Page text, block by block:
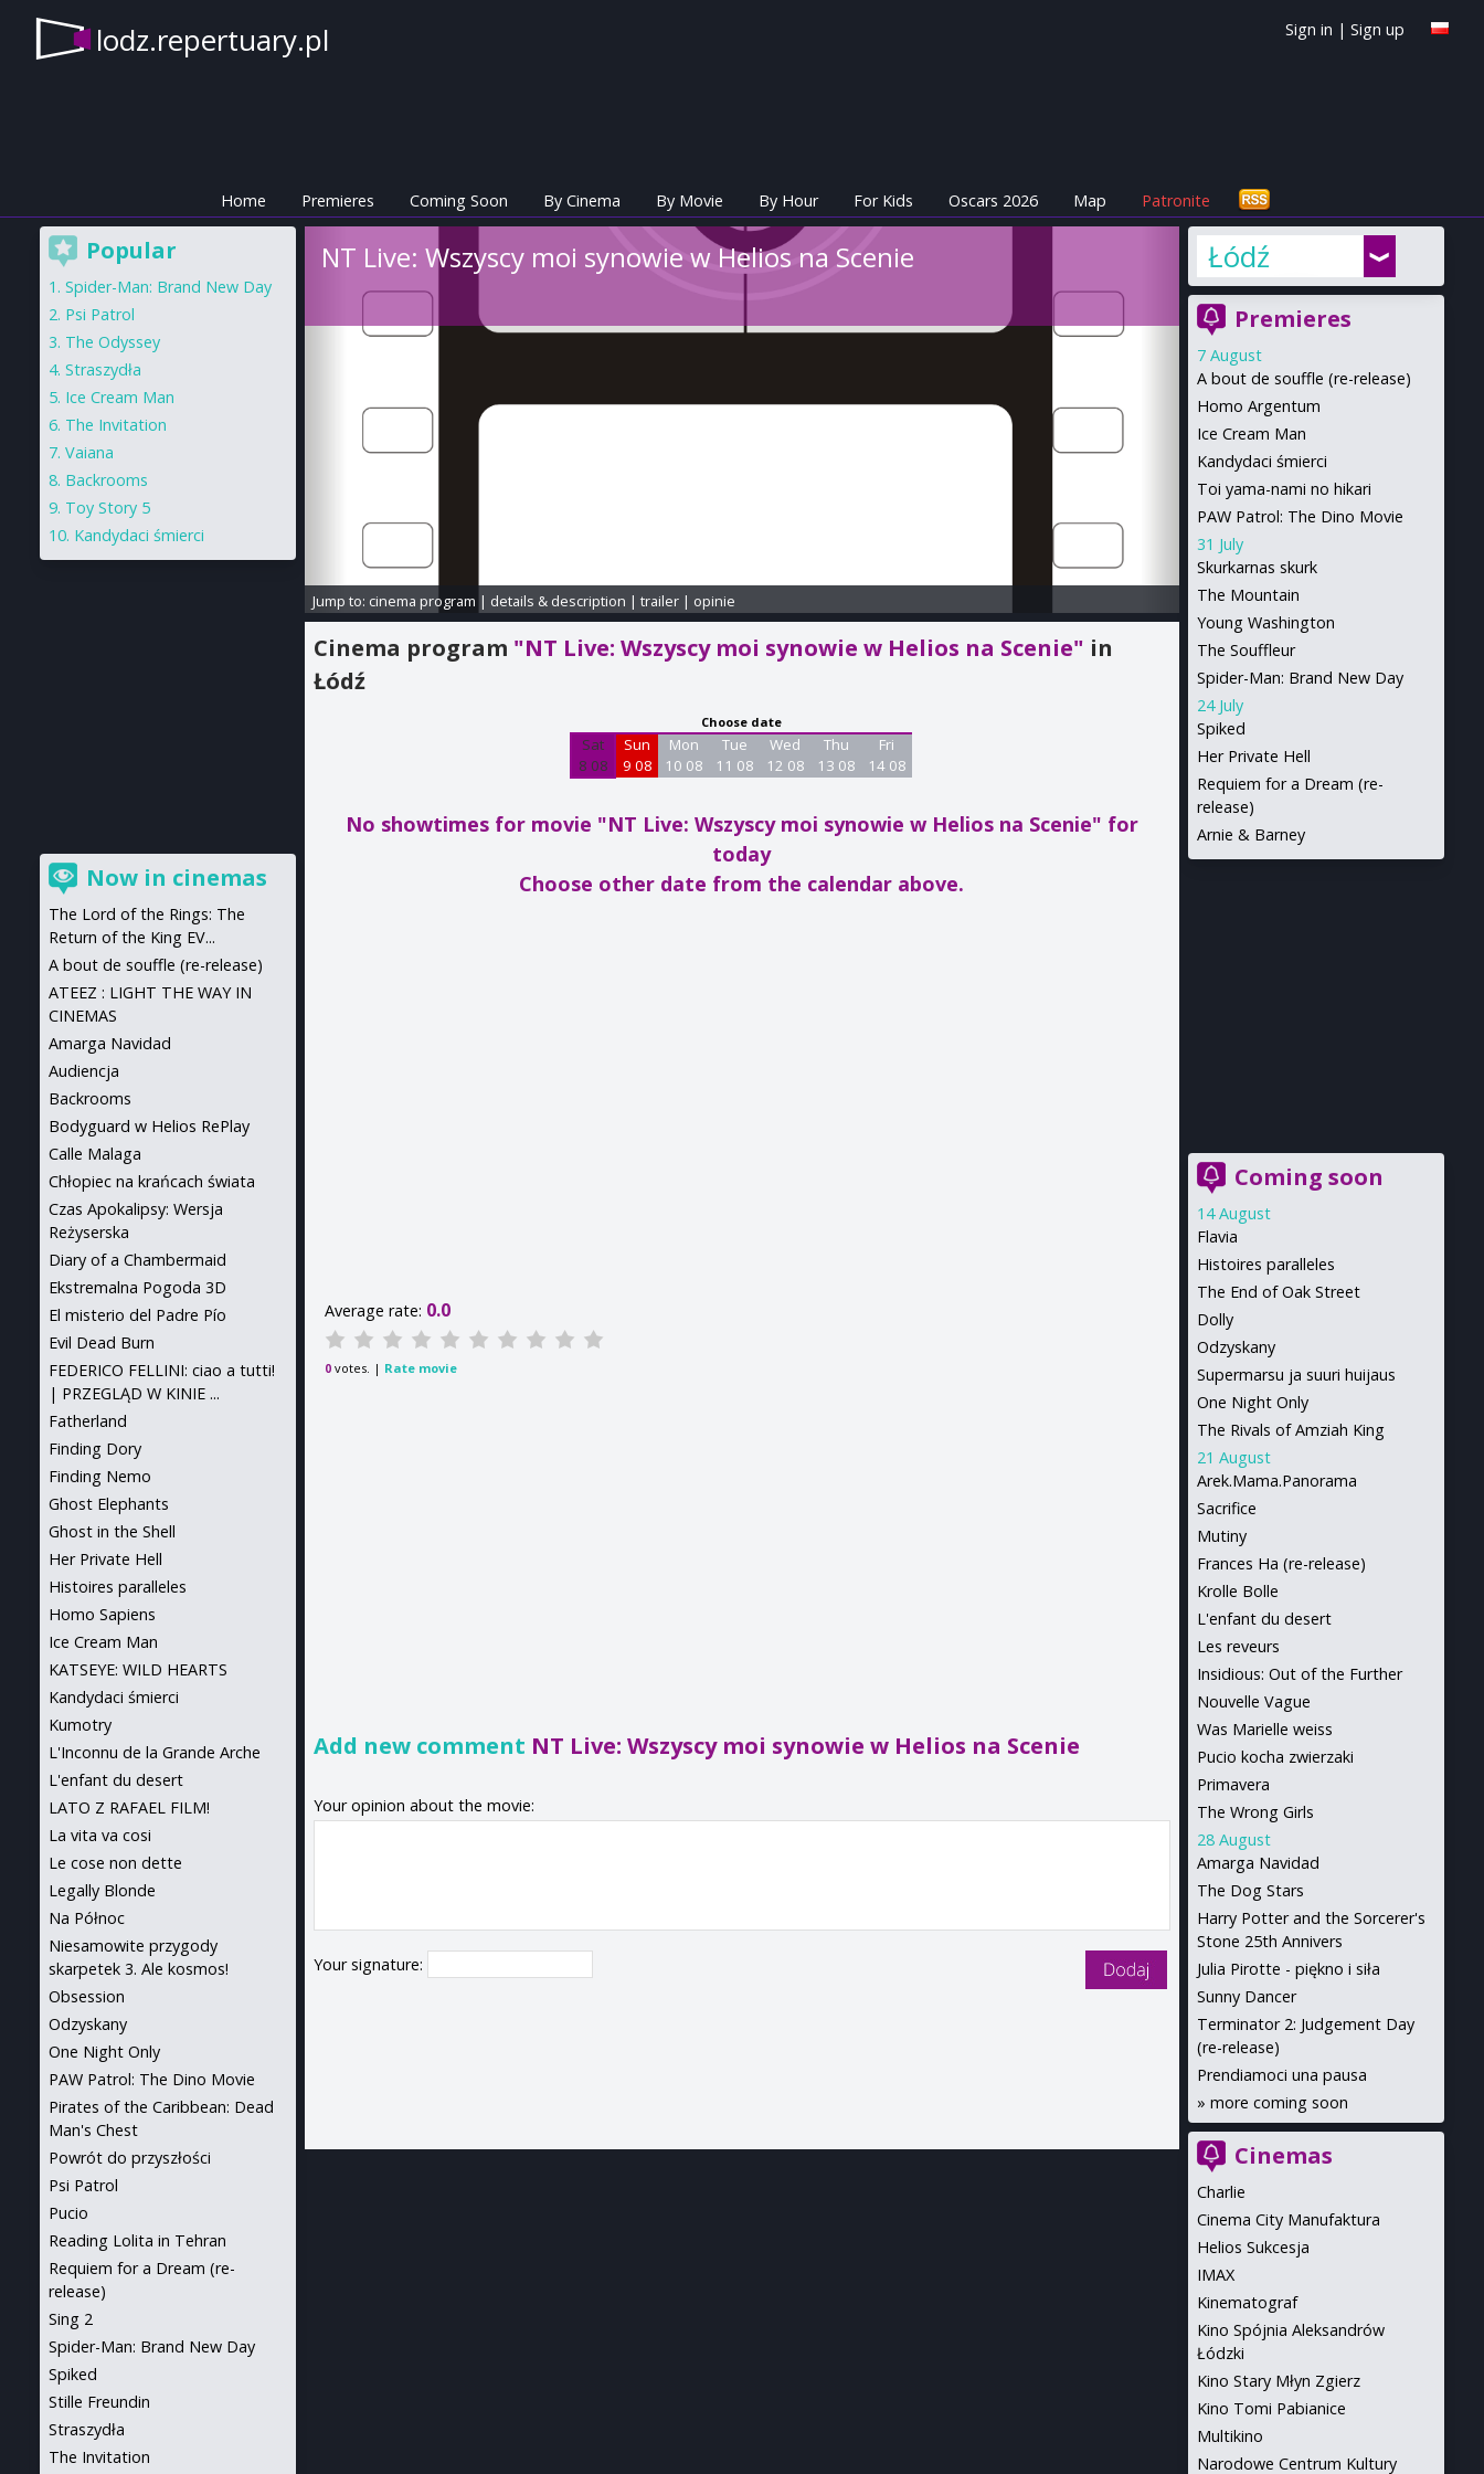
lodz.repertuary.pl Sign in | Sign up
Home Premieres Coming Soon By Cinema By Movie By Hour For Kids Oscars 2026 Map Patronite
NT Live: Wszyscy moi synowie w Helios na Scenie
Jump to: cinema program | details & description | trailer| opinie
Cinema program "NT Live: Wszyscy moi synowie w Helios na Scenie" in
Łódź
Choose date
Sat
8 08
Sun
9 08
Mon
10 08
Tue
11 08
Wed
12 08
Thu
13 08
Fri
14 08
No showtimes for movie "NT Live: Wszyscy moi synowie w Helios na Scenie" for
today
Choose other date from the calendar above.
Average rate: 0.0
0votes. | Rate movie
Add new comment NT Live: Wszyscy moi synowie w Helios na Scenie
Your opinion about the movie:
Your signature:
Łódź
Premieres
7 August
A bout de souffle (re-release)
Homo Argentum
Ice Cream Man
Kandydaci śmierci
Toi yama-nami no hikari
PAW Patrol: The Dino Movie
31 July
Skurkarnas skurk
The Mountain
Young Washington
The Souffleur
Spider-Man: Brand New Day
24 July
Spiked
Her Private Hell
Requiem for a Dream (re-
release)
Arnie & Barney
Coming soon
14 August
Flavia
Histoires paralleles
The End of Oak Street
Dolly
Odzyskany
Supermarsu ja suuri huijaus
One Night Only
The Rivals of Amziah King
21 August
Arek.Mama.Panorama
Sacrifice
Mutiny
Frances Ha (re-release)
Krolle Bolle
L'enfant du desert
Les reveurs
Insidious: Out of the Further
Nouvelle Vague
Was Marielle weiss
Pucio kocha zwierzaki
Primavera
The Wrong Girls
28 August
Amarga Navidad
The Dog Stars
Harry Potter and the Sorcerer's
Stone 25th Annivers
Julia Pirotte - piękno i siła
Sunny Dancer
Terminator 2: Judgement Day
(re-release)
Prendiamoci una pausa
» more coming soon
Cinemas
Charlie
Cinema City Manufaktura
Helios Sukcesja
IMAX
Kinematograf
Kino Spójnia Aleksandrów
Łódzki
Kino Stary Młyn Zgierz
Kino Tomi Pabianice
Multikino
Narodowe Centrum Kultury
Popular
Spider-Man: Brand New Day
Psi Patrol
The Odyssey
Straszydła
Ice Cream Man
The Invitation
Vaiana
Backrooms
Toy Story 5
Kandydaci śmierci
Now in cinemas
The Lord of the Rings: The
Return of the King EV...
A bout de souffle (re-release)
ATEEZ : LIGHT THE WAY IN
CINEMAS
Amarga Navidad
Audiencja
Backrooms
Bodyguard w Helios RePlay
Calle Malaga
Chłopiec na krańcach świata
Czas Apokalipsy: Wersja
Reżyserska
Diary of a Chambermaid
Ekstremalna Pogoda 3D
El misterio del Padre Pío
Evil Dead Burn
FEDERICO FELLINI: ciao a tutti!
| PRZEGLĄD W KINIE ...
Fatherland
Finding Dory
Finding Nemo
Ghost Elephants
Ghost in the Shell
Her Private Hell
Histoires paralleles
Homo Sapiens
Ice Cream Man
KATSEYE: WILD HEARTS
Kandydaci śmierci
Kumotry
L'Inconnu de la Grande Arche
L'enfant du desert
LATO Z RAFAEL FILM!
La vita va cosi
Le cose non dette
Legally Blonde
Na Północ
Niesamowite przygody
skarpetek 3. Ale kosmos!
Obsession
Odzyskany
One Night Only
PAW Patrol: The Dino Movie
Pirates of the Caribbean: Dead
Man's Chest
Powrót do przyszłości
Psi Patrol
Pucio
Reading Lolita in Tehran
Requiem for a Dream (re-
release)
Sing 2
Spider-Man: Brand New Day
Spiked
Stille Freundin
Straszydła
The Invitation